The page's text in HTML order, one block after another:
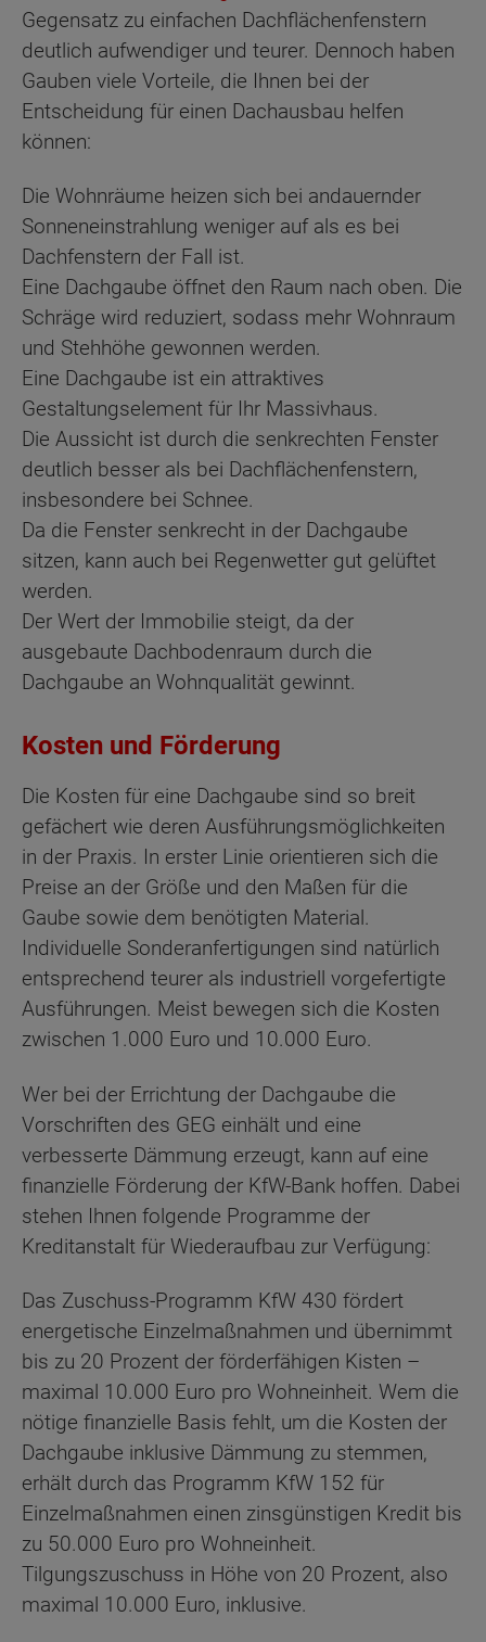
Gegensatz zu einfachen Dachflächenfenstern
deutlich aufwendiger und teurer. Dennoch haben
Gauben viele Vorteile, die Ihnen bei der
Entscheidung für einen Dachausbau helfen
können:
Die Wohnräume heizen sich bei andauernder
Sonneneinstrahlung weniger auf als es bei
Dachfenstern der Fall ist.
Eine Dachgaube öffnet den Raum nach oben. Die
Schräge wird reduziert, sodass mehr Wohnraum
und Stehhöhe gewonnen werden.
Eine Dachgaube ist ein attraktives
Gestaltungselement für Ihr Massivhaus.
Die Aussicht ist durch die senkrechten Fenster
deutlich besser als bei Dachflächenfenstern,
insbesondere bei Schnee.
Da die Fenster senkrecht in der Dachgaube
sitzen, kann auch bei Regenwetter gut gelüftet
werden.
Der Wert der Immobilie steigt, da der
ausgebaute Dachbodenraum durch die
Dachgaube an Wohnqualität gewinnt.
Kosten und Förderung
Die Kosten für eine Dachgaube sind so breit
gefächert wie deren Ausführungsmöglichkeiten
in der Praxis. In erster Linie orientieren sich die
Preise an der Größe und den Maßen für die
Gaube sowie dem benötigten Material.
Individuelle Sonderanfertigungen sind natürlich
entsprechend teurer als industriell vorgefertigte
Ausführungen. Meist bewegen sich die Kosten
zwischen 1.000 Euro und 10.000 Euro.
Wer bei der Errichtung der Dachgaube die
Vorschriften des GEG einhält und eine
verbesserte Dämmung erzeugt, kann auf eine
finanzielle Förderung der KfW-Bank hoffen. Dabei
stehen Ihnen folgende Programme der
Kreditanstalt für Wiederaufbau zur Verfügung:
Das Zuschuss-Programm KfW 430 fördert
energetische Einzelmaßnahmen und übernimmt
bis zu 20 Prozent der förderfähigen Kisten –
maximal 10.000 Euro pro Wohneinheit. Wem die
nötige finanzielle Basis fehlt, um die Kosten der
Dachgaube inklusive Dämmung zu stemmen,
erhält durch das Programm KfW 152 für
Einzelmaßnahmen einen zinsgünstigen Kredit bis
zu 50.000 Euro pro Wohneinheit.
Tilgungszuschuss in Höhe von 20 Prozent, also
maximal 10.000 Euro, inklusive.